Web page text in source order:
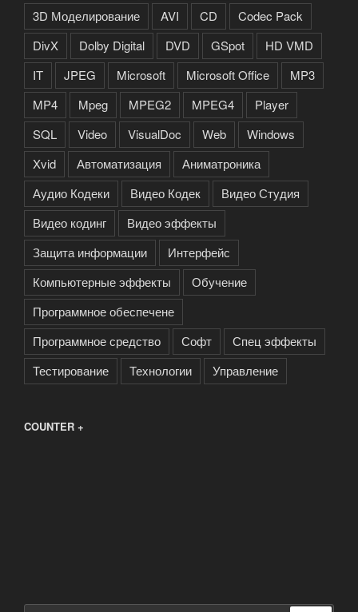
3D Моделирование
AVI CD
Codec Pack
DivX
Dolby Digital DVD GSpot
HD VMD
IT
JPEG Microsoft Microsoft Office
MP3
MP4
Mpeg MPEG2 MPEG4
Player
SQL
Video VisualDoc Web
Windows
Xvid
Автоматизация
Аниматроника
Аудио Кодеки
Видео Кодек
Видео Студия
Видео кодинг
Видео эффекты
Защита информации
Интерфейс
Компьютерные эффекты
Обучение
Программное обеспечене
Программное средство
Софт
Спец эффекты
Тестирование
Технологии Управление
COUNTER +